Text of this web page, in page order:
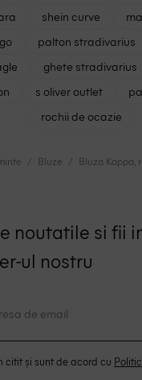
shein curve
palton stradivarius
ghete stradivarius
s oliver outlet
rochii de ocazie
Bluze Bluza Kappa,
noutatile si fii
ul nostru
citit și sunt de acord cu